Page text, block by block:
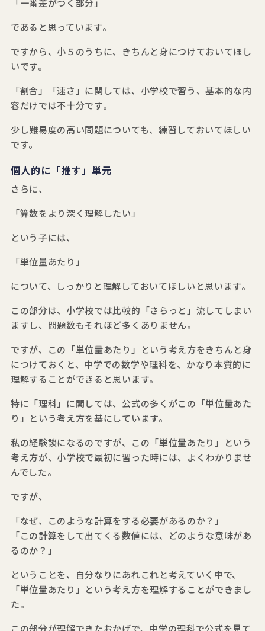
「一番差がつく部分」
であると思っています。
ですから、小５のうちに、きちんと身につけておいてほし
いです。
「割合」「速さ」に関しては、小学校で習う、基本的な内
容だけでは不十分です。
少し難易度の高い問題についても、練習しておいてほしい
です。
個人的に「推す」単元
さらに、
「算数をより深く理解したい」
という子には、
「単位量あたり」
について、しっかりと理解しておいてほしいと思います。
この部分は、小学校では比較的「さらっと」流してしまい
ますし、問題数もそれほど多くありません。
ですが、この「単位量あたり」という考え方をきちんと身
につけておくと、中学での数学や理科を、かなり本質的に
理解することができると思います。
特に「理科」に関しては、公式の多くがこの「単位量あた
り」という考え方を基にしています。
私の経験談になるのですが、この「単位量あたり」という
考え方が、小学校で最初に習った時には、よくわかりませ
んでした。
ですが、
「なぜ、このような計算をする必要があるのか？」
「この計算をして出てくる数値には、どのような意味があ
るのか？」
ということを、自分なりにあれこれと考えていく中で、
「単位量あたり」という考え方を理解することができまし
た。